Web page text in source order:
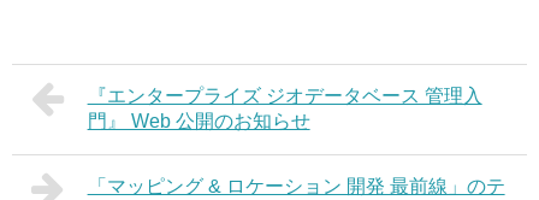
『エンタープライズ ジオデータベース 管理入
門』 Web 公開のお知らせ
「マッピング & ロケーション 開発 最前線」のテ